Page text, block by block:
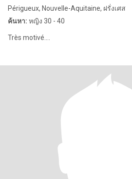
Périgueux, Nouvelle-Aquitaine, ฝรั่งเศส
ค้นหา: หญิง 30 - 40
Très motivé....